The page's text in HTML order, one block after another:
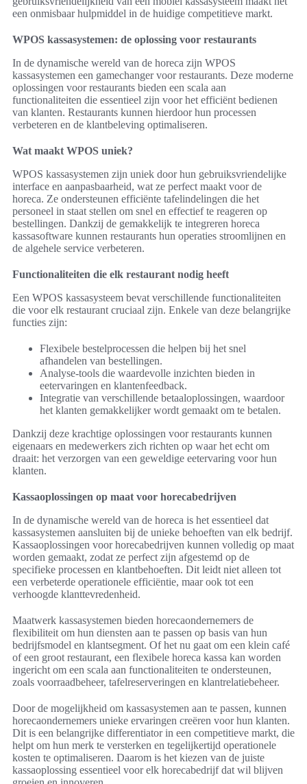
een onmisbaar hulpmiddel in de huidige competitieve markt.
WPOS kassasystemen: de oplossing voor restaurants
In de dynamische wereld van de horeca zijn WPOS
kassasystemen een gamechanger voor restaurants. Deze moderne
oplossingen voor restaurants bieden een scala aan
functionaliteiten die essentieel zijn voor het efficiënt bedienen
van klanten. Restaurants kunnen hierdoor hun processen
verbeteren en de klantbeleving optimaliseren.
Wat maakt WPOS uniek?
WPOS kassasystemen zijn uniek door hun gebruiksvriendelijke
interface en aanpasbaarheid, wat ze perfect maakt voor de
horeca. Ze ondersteunen efficiënte tafelindelingen die het
personeel in staat stellen om snel en effectief te reageren op
bestellingen. Dankzij de gemakkelijk te integreren horeca
kassasoftware kunnen restaurants hun operaties stroomlijnen en
de algehele service verbeteren.
Functionaliteiten die elk restaurant nodig heeft
Een WPOS kassasysteem bevat verschillende functionaliteiten
die voor elk restaurant cruciaal zijn. Enkele van deze belangrijke
functies zijn:
Flexibele bestelprocessen die helpen bij het snel
afhandelen van bestellingen.
Analyse-tools die waardevolle inzichten bieden in
eetervaringen en klantenfeedback.
Integratie van verschillende betaaloplossingen, waardoor
het klanten gemakkelijker wordt gemaakt om te betalen.
Dankzij deze krachtige oplossingen voor restaurants kunnen
eigenaars en medewerkers zich richten op waar het echt om
draait: het verzorgen van een geweldige eetervaring voor hun
klanten.
Kassaoplossingen op maat voor horecabedrijven
In de dynamische wereld van de horeca is het essentieel dat
kassasystemen aansluiten bij de unieke behoeften van elk bedrijf.
Kassaoplossingen voor horecabedrijven kunnen volledig op maat
worden gemaakt, zodat ze perfect zijn afgestemd op de
specifieke processen en klantbehoeften. Dit leidt niet alleen tot
een verbeterde operationele efficiëntie, maar ook tot een
verhoogde klanttevredenheid.
Maatwerk kassasystemen bieden horecaondernemers de
flexibiliteit om hun diensten aan te passen op basis van hun
bedrijfsmodel en klantsegment. Of het nu gaat om een klein café
of een groot restaurant, een flexibele horeca kassa kan worden
ingericht om een scala aan functionaliteiten te ondersteunen,
zoals voorraadbeheer, tafelreserveringen en klantrelatiebeheer.
Door de mogelijkheid om kassasystemen aan te passen, kunnen
horecaondernemers unieke ervaringen creëren voor hun klanten.
Dit is een belangrijke differentiator in een competitieve markt, die
helpt om hun merk te versterken en tegelijkertijd operationele
kosten te optimaliseren. Daarom is het kiezen van de juiste
kassaoplossing essentieel voor elk horecabedrijf dat wil blijven